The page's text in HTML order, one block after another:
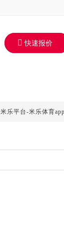
快速报价
米乐平台-米乐体育